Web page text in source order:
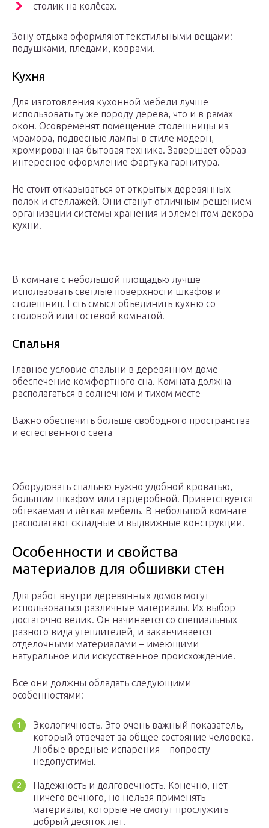
столик на колёсах.
Зону отдыха оформляют текстильными вещами:
подушками, пледами, коврами.
Кухня
Для изготовления кухонной мебели лучше
использовать ту же породу дерева, что и в рамах
окон. Осовременят помещение столешницы из
мрамора, подвесные лампы в стиле модерн,
хромированная бытовая техника. Завершает образ
интересное оформление фартука гарнитура.
Не стоит отказываться от открытых деревянных
полок и стеллажей. Они станут отличным решением
организации системы хранения и элементом декора
кухни.
В комнате с небольшой площадью лучше
использовать светлые поверхности шкафов и
столешниц. Есть смысл объединить кухню со
столовой или гостевой комнатой.
Спальня
Главное условие спальни в деревянном доме –
обеспечение комфортного сна. Комната должна
располагаться в солнечном и тихом месте
Важно обеспечить больше свободного пространства
и естественного света
Оборудовать спальню нужно удобной кроватью,
большим шкафом или гардеробной. Приветствуется
обтекаемая и лёгкая мебель. В небольшой комнате
располагают складные и выдвижные конструкции.
Особенности и свойства
материалов для обшивки стен
Для работ внутри деревянных домов могут
использоваться различные материалы. Их выбор
достаточно велик. Он начинается со специальных
разного вида утеплителей, и заканчивается
отделочными материалами – имеющими
натуральное или искусственное происхождение.
Все они должны обладать следующими
особенностями:
Экологичность. Это очень важный показатель,
который отвечает за общее состояние человека.
Любые вредные испарения – попросту
недопустимы.
Надежность и долговечность. Конечно, нет
ничего вечного, но нельзя применять
материалы, которые не смогут прослужить
добрый десяток лет.